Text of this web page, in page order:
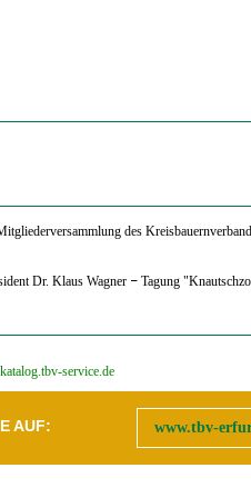
des
Dr. Klaus Wagner – Tagung
service.de
AUF: www.tbv-